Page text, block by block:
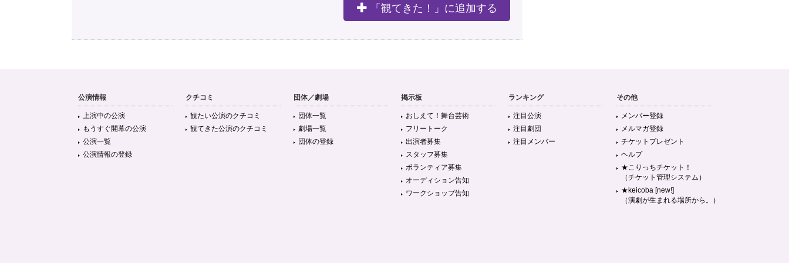
「観てきた！」に追加する
公演情報
上演中の公演
もうすぐ開幕の公演
公演一覧
公演情報の登録
クチコミ
観たい公演のクチコミ
観てきた公演のクチコミ
団体／劇場
団体一覧
劇場一覧
団体の登録
掲示板
おしえて！舞台芸術
フリートーク
出演者募集
スタッフ募集
ボランティア募集
オーディション告知
ワークショップ告知
ランキング
注目公演
注目劇団
注目メンバー
その他
メンバー登録
メルマガ登録
チケットプレゼント
ヘルプ
★こりっちチケット！
（チケット管理システム）
★keicoba [new!]
（演劇が生まれる場所から。）